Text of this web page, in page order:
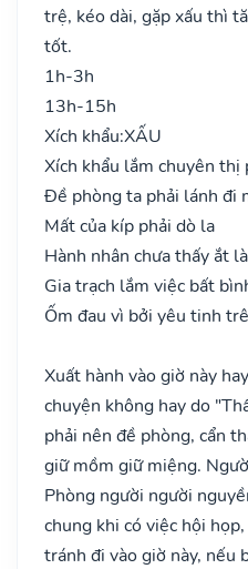
trệ, kéo dài, gặp xấu thì
tốt.
1h-3h
13h-15h
Xích khẩu:XẤU
Xích khẩu lắm chuyên thị
Đề phòng ta phải lánh đi
Mất của kíp phải dò la
Hành nhân chưa thấy ắt
Gia trạch lắm việc bất
Ốm đau vì bởi yêu tinh
Xuất hành vào giờ này
chuyện không hay do
phải nên đề phòng, cẩn
giữ mồm giữ miệng.
Phòng người người
chung khi có việc hội
tránh đi vào giờ này, nếu